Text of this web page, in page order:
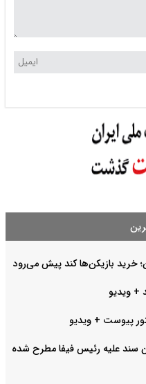
خرید بازیکن‌ها کند پیش می‌رود
+ ویدیو
پیوست + ویدیو
سند علیه رئیس فیفا مطرح شده